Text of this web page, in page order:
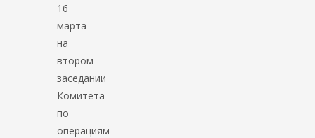
16
марта
на
втором
заседании
Комитета
по
операциям